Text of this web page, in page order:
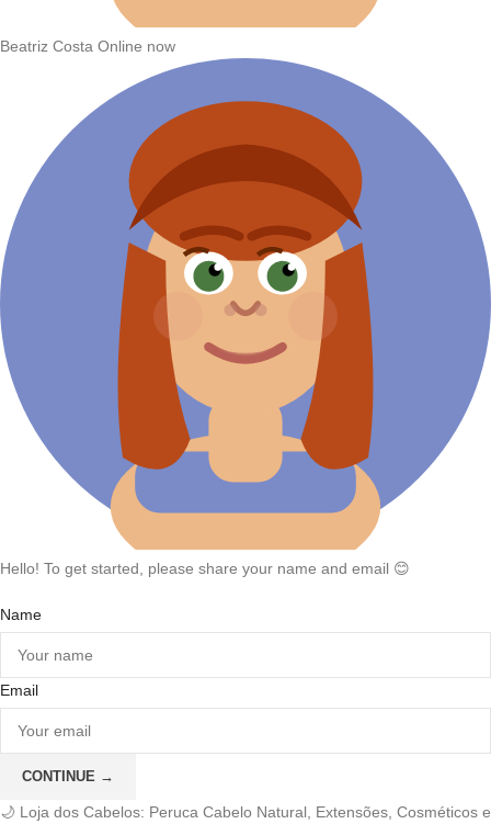
Beatriz Costa Online now
Hello! To get started, please share your name and email 😊
Name
Email
CONTINUE →
🌙 Loja dos Cabelos: Peruca Cabelo Natural, Extensões, Cosméticos e